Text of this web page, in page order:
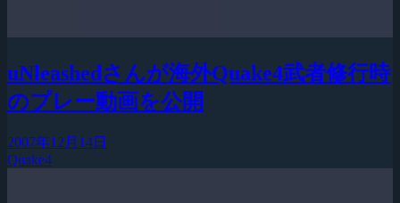
uNleashedさんが海外Quake4武者修行時
のプレー動画を公開
2007年12月14日
Quake4